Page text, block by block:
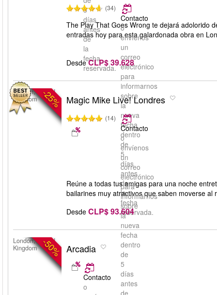
5
días
antes
de
la
fecha
reservada.
(34)
Contacto
o
envíenos
un
correo
electrónico
para
informarnos
sobre
la
nueva
fecha
dentro
de
5
días
antes
de
la
fecha
reservada.
The Play That Goes Wrong te dejará adolorido
entradas hoy para esta galardonada obra en
Desde CLP$ 39.628
-25%
London, United
Kingdom
Magic Mike Live! Londres
(14)
Contacto
o
envíenos
un
correo
electrónico
para
informarnos
sobre
la
nueva
fecha
dentro
de
5
días
antes
de
Reúne a todas tus amigas para una noche
bailarines muy atractivos que saben moverse al
Desde CLP$ 93.604
-50%
London, United
Kingdom
Arcadia
Contacto
o